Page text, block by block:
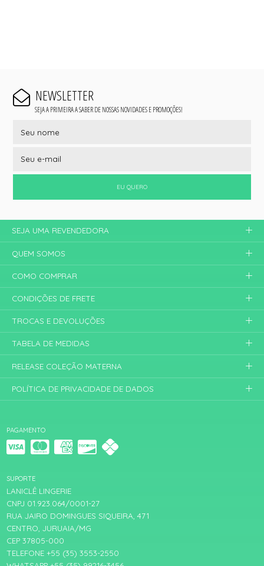
NEWSLETTER
SEJA A PRIMEIRA A SABER DE NOSSAS NOVIDADES E PROMOÇÕES!
EU QUERO
PAGAMENTO
SUPORTE
LANICLÊ LINGERIE
CNPJ 01.923.064/0001-27
RUA JAIRO DOMINGUES SIQUEIRA, 471
CENTRO, JURUAIA/MG
CEP 37805-000
TELEFONE +55 (35) 3553-2550
SEJA UMA REVENDEDORA
QUEM SOMOS
COMO COMPRAR
CONDIÇÕES DE FRETE
TROCAS E DEVOLUÇÕES
TABELA DE MEDIDAS
RELEASE COLEÇÃO MATERNA
POLÍTICA DE PRIVACIDADE DE DADOS